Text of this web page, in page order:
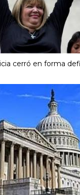
cerró en forma